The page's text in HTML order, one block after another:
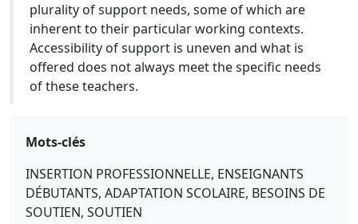
plurality of support needs, some of which are
inherent to their particular working contexts.
Accessibility of support is uneven and what is
offered does not always meet the specific needs
of these teachers.
Mots-clés
INSERTION PROFESSIONNELLE, ENSEIGNANTS
DÉBUTANTS, ADAPTATION SCOLAIRE, BESOINS DE
SOUTIEN, SOUTIEN